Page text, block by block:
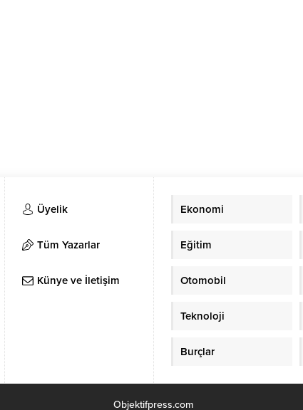
Üyelik
Tüm Yazarlar
Künye ve İletişim
Ekonomi
Eğitim
Otomobil
Teknoloji
Burçlar
Objektifpress.com